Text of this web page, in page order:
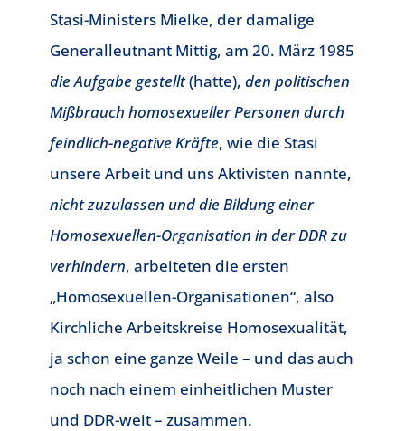
Stasi-Ministers Mielke, der damalige
Generalleutnant Mittig, am 20. März 1985
die Aufgabe gestellt(hatte), den politischen
Mißbrauch homosexueller Personen durch
feindlich-negative Kräfte, wie die Stasi
unsere Arbeit und uns Aktivisten nannte,
nicht zuzulassen und die Bildung einer
Homosexuellen-Organisation in der DDR zu
verhindern, arbeiteten die ersten
„Homosexuellen-Organisationen“, also
Kirchliche Arbeitskreise Homosexualität,
ja schon eine ganze Weile – und das auch
noch nach einem einheitlichen Muster
und DDR-weit – zusammen.